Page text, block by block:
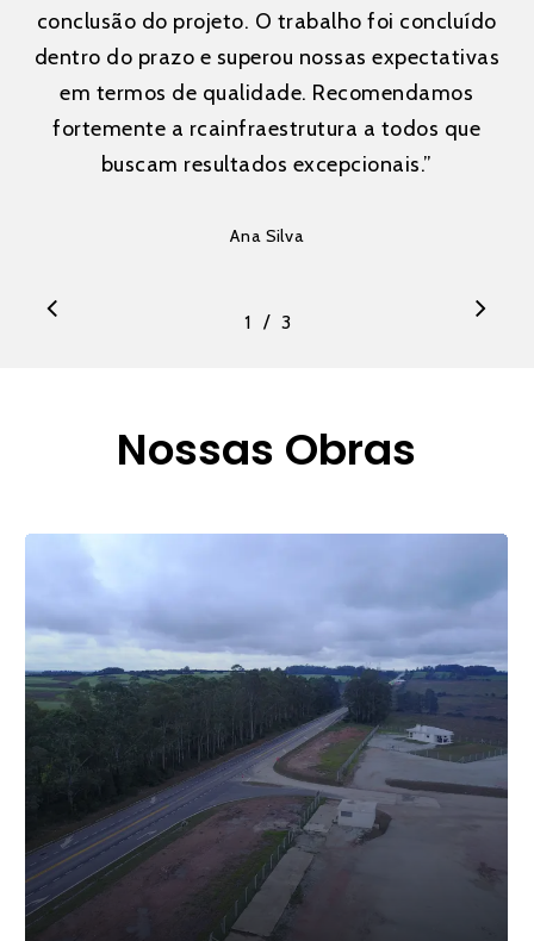
conclusão do projeto. O trabalho foi concluído
dentro do prazo e superou nossas expectativas
em termos de qualidade. Recomendamos
fortemente a rcainfraestrutura a todos que
buscam resultados excepcionais.”
Ana Silva
1 2 3
/ 3
Nossas Obras